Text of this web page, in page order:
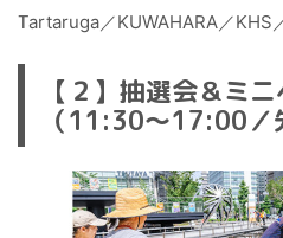
Tartaruga／KUWAHARA／KHS
【２】抽選会＆ミ
（11:30〜17:00／